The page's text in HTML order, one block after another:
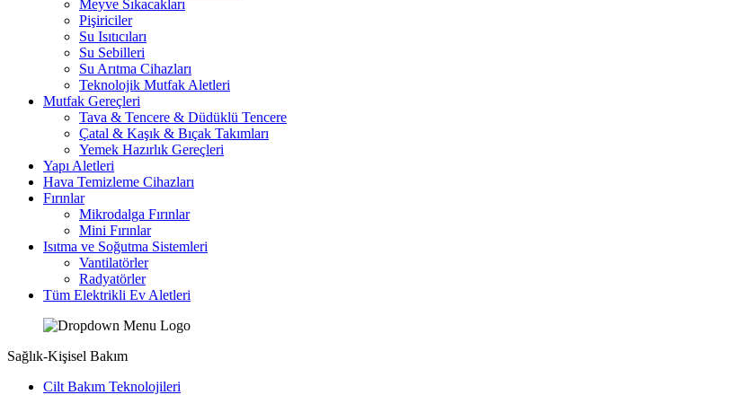
Meyve Sıkacakları
Pişiriciler
Su Isıtıcıları
Su Sebilleri
Su Arıtma Cihazları
Teknolojik Mutfak Aletleri
Mutfak Gereçleri
Tava & Tencere & Düdüklü Tencere
Çatal & Kaşık & Bıçak Takımları
Yemek Hazırlık Gereçleri
Yapı Aletleri
Hava Temizleme Cihazları
Fırınlar
Mikrodalga Fırınlar
Mini Fırınlar
Isıtma ve Soğutma Sistemleri
Vantilatörler
Radyatörler
Tüm Elektrikli Ev Aletleri
Sağlık-Kişisel Bakım
Cilt Bakım Teknolojileri